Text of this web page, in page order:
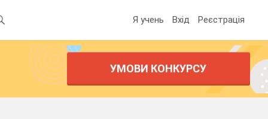
Я учень Вхід Реєстрація
УМОВИ КОНКУРСУ